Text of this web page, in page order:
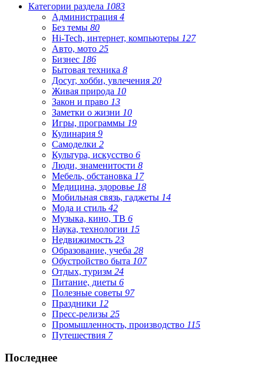
Категории раздела 1083
Администрация 4
Без темы 80
Hi-Tech, интернет, компьютеры 127
Авто, мото 25
Бизнес 186
Бытовая техника 8
Досуг, хобби, увлечения 20
Живая природа 10
Закон и право 13
Заметки о жизни 10
Игры, программы 19
Кулинария 9
Самоделки 2
Культура, искусство 6
Люди, знаменитости 8
Мебель, обстановка 17
Медицина, здоровье 18
Мобильная связь, гаджеты 14
Мода и стиль 42
Музыка, кино, ТВ 6
Наука, технологии 15
Недвижимость 23
Образование, учеба 28
Обустройство быта 107
Отдых, туризм 24
Питание, диеты 6
Полезные советы 97
Праздники 12
Пресс-релизы 25
Промышленность, производство 115
Путешествия 7
Последнее